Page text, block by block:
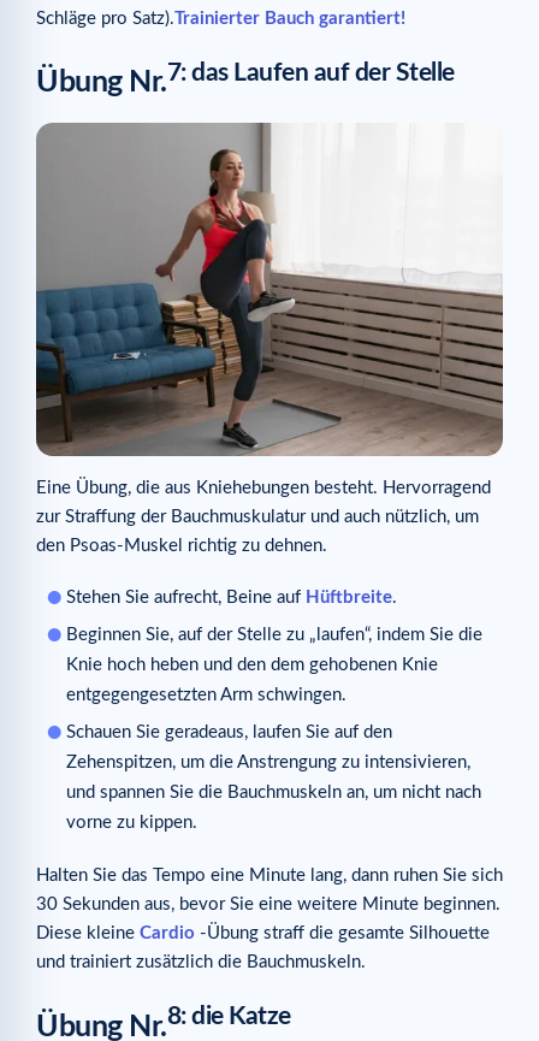
Schläge pro Satz).Trainierter Bauch garantiert!
Übung Nr.7: das Laufen auf der Stelle
Eine Übung, die aus Kniehebungen besteht. Hervorragend
zur Straffung der Bauchmuskulatur und auch nützlich, um
den Psoas-Muskel richtig zu dehnen.
Stehen Sie aufrecht, Beine auf Hüftbreite.
Beginnen Sie, auf der Stelle zu „laufen“, indem Sie die
Knie hoch heben und den dem gehobenen Knie
entgegengesetzten Arm schwingen.
Schauen Sie geradeaus, laufen Sie auf den
Zehenspitzen, um die Anstrengung zu intensivieren,
und spannen Sie die Bauchmuskeln an, um nicht nach
vorne zu kippen.
Halten Sie das Tempo eine Minute lang, dann ruhen Sie sich
30 Sekunden aus, bevor Sie eine weitere Minute beginnen.
Diese kleine Cardio -Übung straff die gesamte Silhouette
und trainiert zusätzlich die Bauchmuskeln.
Übung Nr.8: die Katze